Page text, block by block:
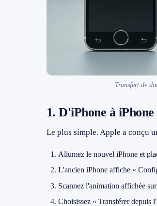
Transfert de
1. D'iPhone à
Le plus simple. Apple a conçu
Allumez le nouvel iPhone et
L'ancien iPhone affiche «
Scannez l'animation affichée
Choisissez « Transférer depuis